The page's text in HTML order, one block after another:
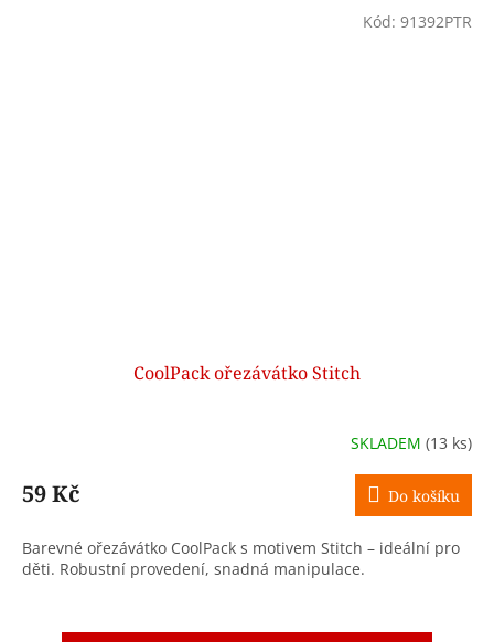
CoolPack ořezávátko Stitch
SKLADEM (13 ks)
59 Kč Do košíku
Barevné ořezávátko CoolPack s motivem Stitch – ideální pro
děti. Robustní provedení, snadná manipulace.
Kód: 91392PTR